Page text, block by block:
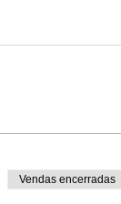
Vendas encerradas